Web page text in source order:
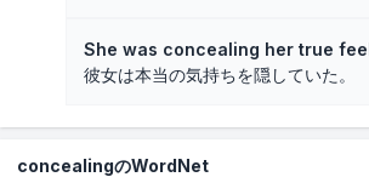
She was concealing her true
彼女は本当の気持ちを隠していた。
concealingのWordNet